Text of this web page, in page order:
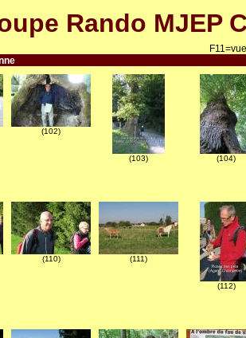
Rando MJEP
(102)
(103) (104)
(110) (111)
(112)